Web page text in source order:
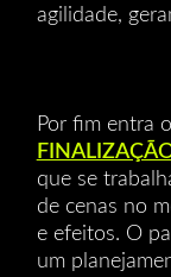
agilidade,
Por fim entra o
que se
de cenas no
e efeitos. O
um